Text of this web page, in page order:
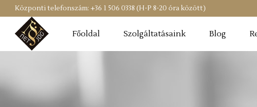
Központi telefonszám: +36 1 506 0338 (H-P 8-20 óra között)
Főoldal Szolgáltatásaink Blog